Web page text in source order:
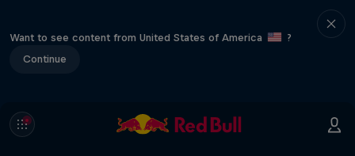
Want to see content from United States of America
?
Continue